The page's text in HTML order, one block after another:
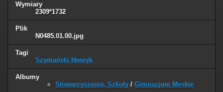
Wymiary
2309*1732
Plik
N0485.01.00.jpg
Tagi
Szymański Henryk
Albumy
Stowarzyszenia, Szkoły / Gimnazjum Meskie